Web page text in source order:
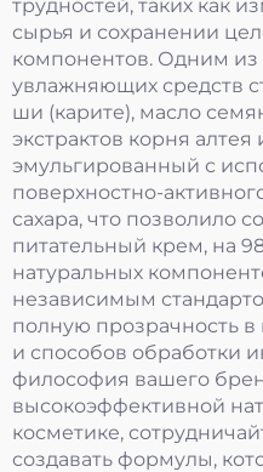
трудностей, таких как
сырья и сохранении
компонентов. Одним
увлажняющих средств
ши (карите), масло
экстрактов корня
эмульгированный с
поверхностно-
сахара, что позволило
питательный крем, на
натуральных
независимым
полную прозрачность
и способов обработки
философия вашего
высокоэффективной
косметике,
создавать формулы,